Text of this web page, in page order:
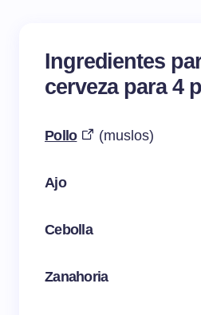
Ingredientes
cerveza para 4
Pollo (muslos)
Ajo
Cebolla
Zanahoria